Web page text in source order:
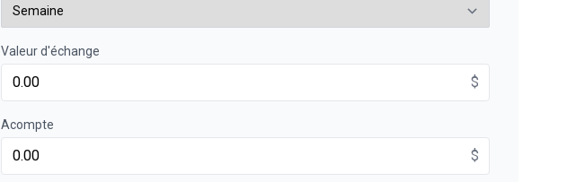
Financement sur 48 mois
Financement sur 48 mois
Financement sur 36 mois
Valeur d'échange
$
Acompte
$